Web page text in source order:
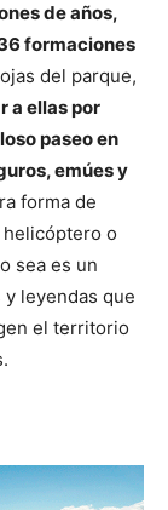
de años,
formaciones
del parque,
a ellas por
paseo en
emúes y
forma de
o
sea es un
leyendas que
el territorio